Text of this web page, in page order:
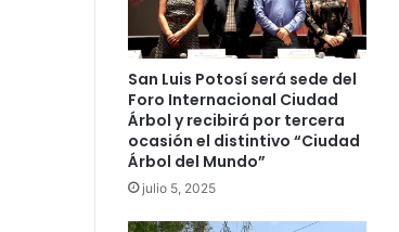
San Luis Potosí será sede del
Foro Internacional Ciudad
Árbol y recibirá por tercera
ocasión el distintivo “Ciudad
Árbol del Mundo”
julio 5, 2025